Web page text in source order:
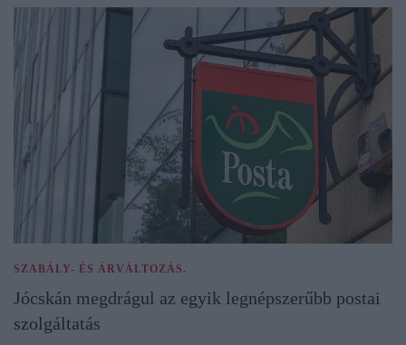
SZABÁLY- ÉS ÁRVÁLTOZÁS.
Jócskán megdrágul az egyik legnépszerűbb postai
szolgáltatás